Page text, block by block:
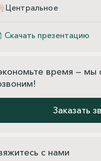
Центральное
Скачать презентацию
время — мы
Заказать
с нами